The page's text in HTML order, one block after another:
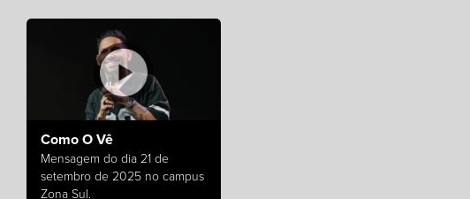
Como O Vê
Mensagem do dia 21 de
setembro de 2025 no campus
Zona Sul.